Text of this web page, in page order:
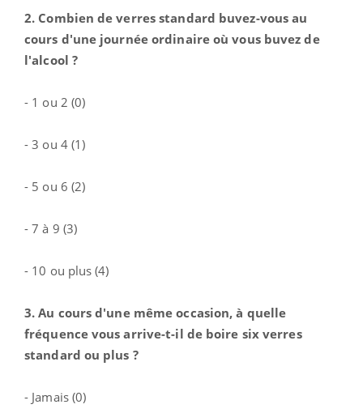
2. Combien de verres standard buvez-vous au
cours d'une journée ordinaire où vous buvez de
l'alcool ?
- 1 ou 2 (0)
- 3 ou 4 (1)
- 5 ou 6 (2)
- 7 à 9 (3)
- 10 ou plus (4)
3. Au cours d'une même occasion, à quelle
fréquence vous arrive-t-il de boire six verres
standard ou plus ?
- Jamais (0)